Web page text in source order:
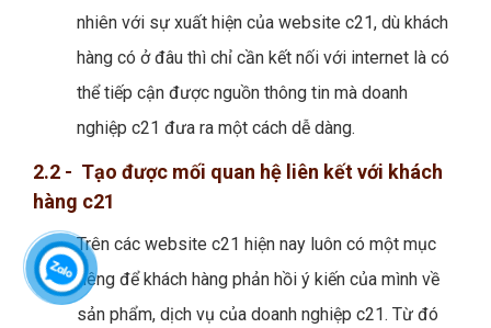
nhiên với sự xuất hiện của website c21, dù khách
hàng có ở đâu thì chỉ cần kết nối với internet là có
thể tiếp cận được nguồn thông tin mà doanh
nghiệp c21 đưa ra một cách dễ dàng.
2.2 - Tạo được mối quan hệ liên kết với khách
hàng c21
Trên các website c21 hiện nay luôn có một mục
riêng để khách hàng phản hồi ý kiến của mình về
sản phẩm, dịch vụ của doanh nghiệp c21. Từ đó